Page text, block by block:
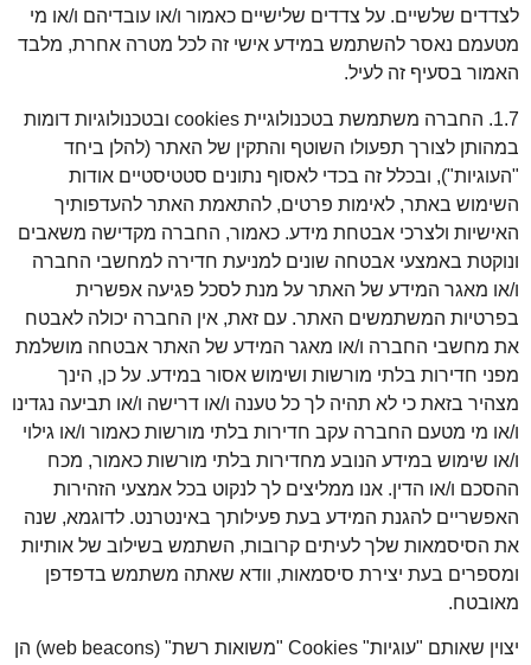
לצדדים שלשיים. על צדדים שלישיים כאמור ו/או עובדיהם ו/או מי
מטעמם נאסר להשתמש במידע אישי זה לכל מטרה אחרת, מלבד
האמור בסעיף זה לעיל.
1.7. החברה משתמשת בטכנולוגיית cookies ובטכנולוגיות דומות
במהותן לצורך תפעולו השוטף והתקין של האתר (להלן ביחד
"העוגיות"), ובכלל זה בכדי לאסוף נתונים סטטיסטיים אודות
השימוש באתר, לאימות פרטים, להתאמת האתר להעדפותיך
האישיות ולצרכי אבטחת מידע. כאמור, החברה מקדישה משאבים
ונוקטת באמצעי אבטחה שונים למניעת חדירה למחשבי החברה
ו/או מאגר המידע של האתר על מנת לסכל פגיעה אפשרית
בפרטיות המשתמשים האתר. עם זאת, אין החברה יכולה לאבטח
את מחשבי החברה ו/או מאגר המידע של האתר אבטחה מושלמת
מפני חדירות בלתי מורשות ושימוש אסור במידע. על כן, הינך
מצהיר בזאת כי לא תהיה לך כל טענה ו/או דרישה ו/או תביעה נגדינו
ו/או מי מטעם החברה עקב חדירות בלתי מורשות כאמור ו/או גילוי
ו/או שימוש במידע הנובע מחדירות בלתי מורשות כאמור, מכח
ההסכם ו/או הדין. אנו ממליצים לך לנקוט בכל אמצעי הזהירות
האפשריים להגנת המידע בעת פעילותך באינטרנט. לדוגמא, שנה
את הסיסמאות שלך לעיתים קרובות, השתמש בשילוב של אותיות
ומספרים בעת יצירת סיסמאות, וודא שאתה משתמש בדפדפן
מאובטח.
יצוין שאותם "עוגיות" Cookies "משואות רשת" (web beacons) הן